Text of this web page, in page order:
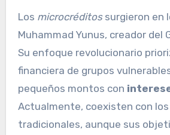
Los microcréditossurgieron en
Muhammad Yunus, creador del
Su enfoque revolucionario
financiera de grupos
pequeños montos con
Actualmente, coexisten con los
tradicionales, aunque sus